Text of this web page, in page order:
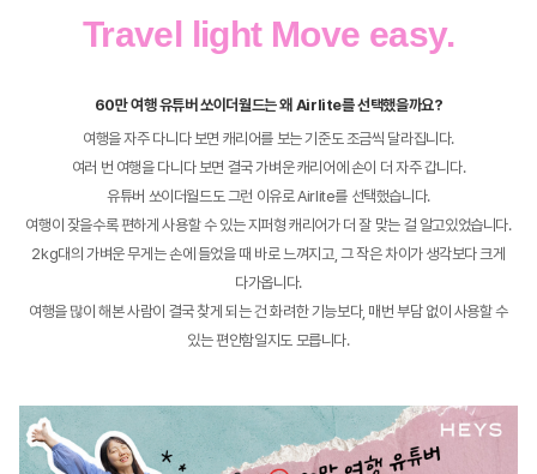
Travel light Move easy.
60만 여행 유튜버 쏘이더월드는 왜 Airlite를 선택했을까요?
여행을 자주 다니다 보면 캐리어를 보는 기준도 조금씩 달라집니다.
여러 번 여행을 다니다 보면 결국 가벼운 캐리어에 손이 더 자주 갑니다.
유튜버 쏘이더월드도 그런 이유로 Airlite를 선택했습니다.
여행이 잦을수록 편하게 사용할 수 있는 지퍼형 캐리어가 더 잘 맞는 걸 알고있었습니다.
2kg대의 가벼운 무게는 손에 들었을 때 바로 느껴지고, 그 작은 차이가 생각보다 크게
다가옵니다.
여행을 많이 해본 사람이 결국 찾게 되는 건 화려한 기능보다, 매번 부담 없이 사용할 수
있는 편안함일지도 모릅니다.